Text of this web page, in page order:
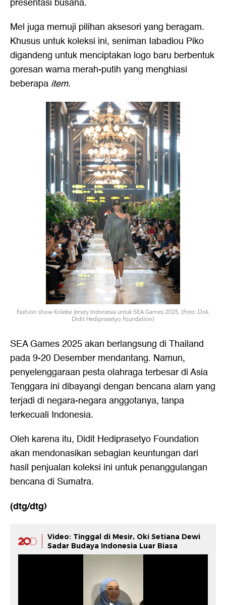
Mel juga memuji pilihan aksesori yang beragam.
Khusus untuk koleksi ini, seniman Iabadiou Piko
digandeng untuk menciptakan logo baru berbentuk
goresan warna merah-putih yang menghiasi
beberapa item.
Fashion show Koleksi Jersey Indonesia untuk SEA Games 2025. (Foto: Dok.
Didit Hediprasetyo Foundation)
SEA Games 2025 akan berlangsung di Thailand
pada 9-20 Desember mendantang. Namun,
penyelenggaraan pesta olahraga terbesar di Asia
Tenggara ini dibayangi dengan bencana alam yang
terjadi di negara-negara anggotanya, tanpa
terkecuali Indonesia.
Oleh karena itu, Didit Hediprasetyo Foundation
akan mendonasikan sebagian keuntungan dari
hasil penjualan koleksi ini untuk penanggulangan
bencana di Sumatra.
(dtg/dtg)
Video: Tinggal di Mesir, Oki Setiana Dewi
Sadar Budaya Indonesia Luar Biasa